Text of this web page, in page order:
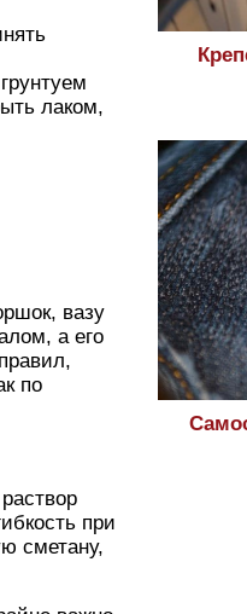
лаком,
вазу
а его
по
при
сметану,